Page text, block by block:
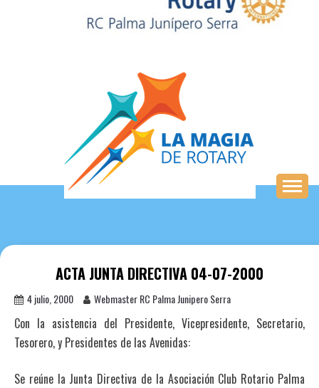
ACTA JUNTA DIRECTIVA 04-07-2000
4 julio, 2000 Webmaster RC Palma Junipero Serra
Con la asistencia del Presidente, Vicepresidente, Secretario,
Tesorero, y Presidentes de las Avenidas:
Se reúne la Junta Directiva de la Asociación Club Rotario Palma